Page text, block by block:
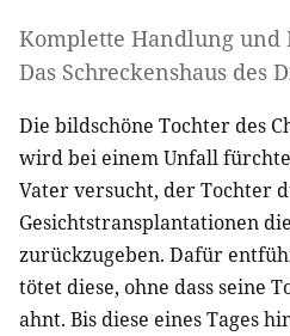
Komplette Handlung
Das Schreckenshaus des
Die bildschöne Tochter des
wird bei einem Unfall
Vater versucht, der Tochter
Gesichtstransplantationen
zurückzugeben. Dafür
tötet diese, ohne dass seine
ahnt. Bis diese eines Tages